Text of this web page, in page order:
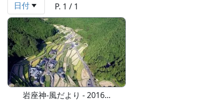
日付 P. 1 / 1
岩座神-風だより - 2016...